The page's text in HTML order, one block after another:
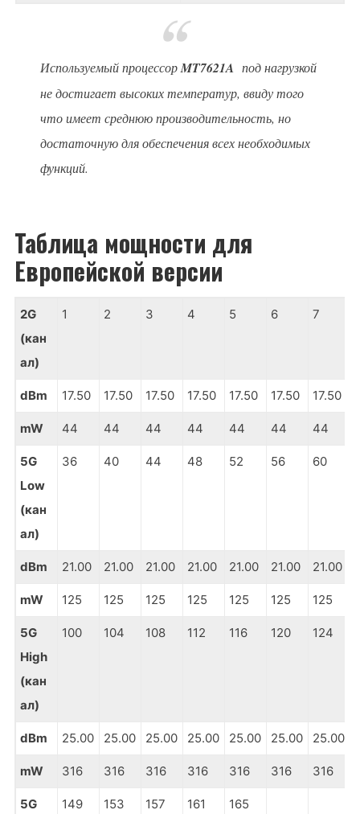
Используемый процессорMT7621A под нагрузкой
не достигает высоких температур, ввиду того
что имеет среднюю производительность, но
достаточную для обеспечения всех необходимых
функций.
Таблица мощности для
Европейской версии
2G
(кан
ал)
1 2 3 4 5 6 7
dBm 17.50 17.50 17.50 17.50 17.50 17.50 17.50
mW 44 44 44 44 44 44 44
5G
Low
(кан
ал)
36 40 44 48 52 56 60
dBm 21.00 21.00 21.00 21.00 21.00 21.00 21.00
mW 125 125 125 125 125 125 125
5G
High
(кан
ал)
100 104 108 112 116 120 124
dBm 25.00 25.00 25.00 25.00 25.00 25.00 25.00
mW 316 316 316 316 316 316 316
5G
149 153 157 161 165